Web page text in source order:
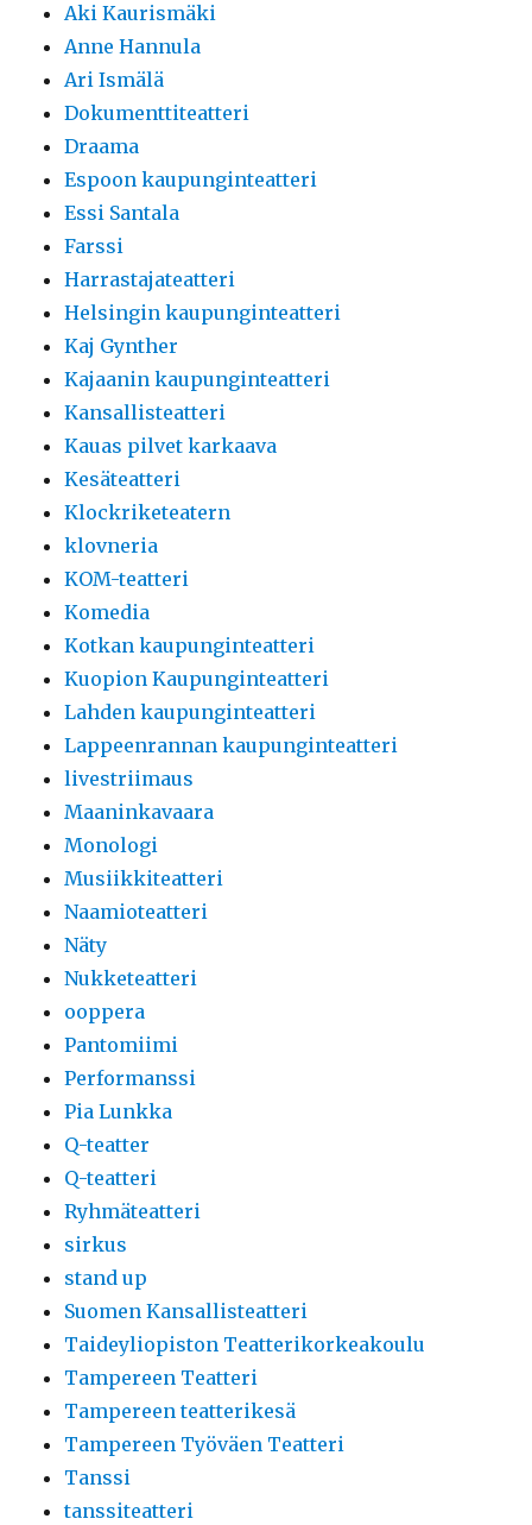
Aki Kaurismäki
Anne Hannula
Ari Ismälä
Dokumenttiteatteri
Draama
Espoon kaupunginteatteri
Essi Santala
Farssi
Harrastajateatteri
Helsingin kaupunginteatteri
Kaj Gynther
Kajaanin kaupunginteatteri
Kansallisteatteri
Kauas pilvet karkaava
Kesäteatteri
Klockriketeatern
klovneria
KOM-teatteri
Komedia
Kotkan kaupunginteatteri
Kuopion Kaupunginteatteri
Lahden kaupunginteatteri
Lappeenrannan kaupunginteatteri
livestriimaus
Maaninkavaara
Monologi
Musiikkiteatteri
Naamioteatteri
Näty
Nukketeatteri
ooppera
Pantomiimi
Performanssi
Pia Lunkka
Q-teatter
Q-teatteri
Ryhmäteatteri
sirkus
stand up
Suomen Kansallisteatteri
Taideyliopiston Teatterikorkeakoulu
Tampereen Teatteri
Tampereen teatterikesä
Tampereen Työväen Teatteri
Tanssi
tanssiteatteri